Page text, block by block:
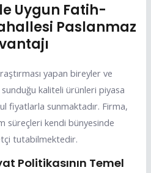
Uygun Fatih-
Paslanmaz
yapan bireyler ve
kaliteli ürünleri piyasa
fiyatlarla sunmaktadır. Firma,
kendi bünyesinde
tutabilmektedir.
Politikasının Temel